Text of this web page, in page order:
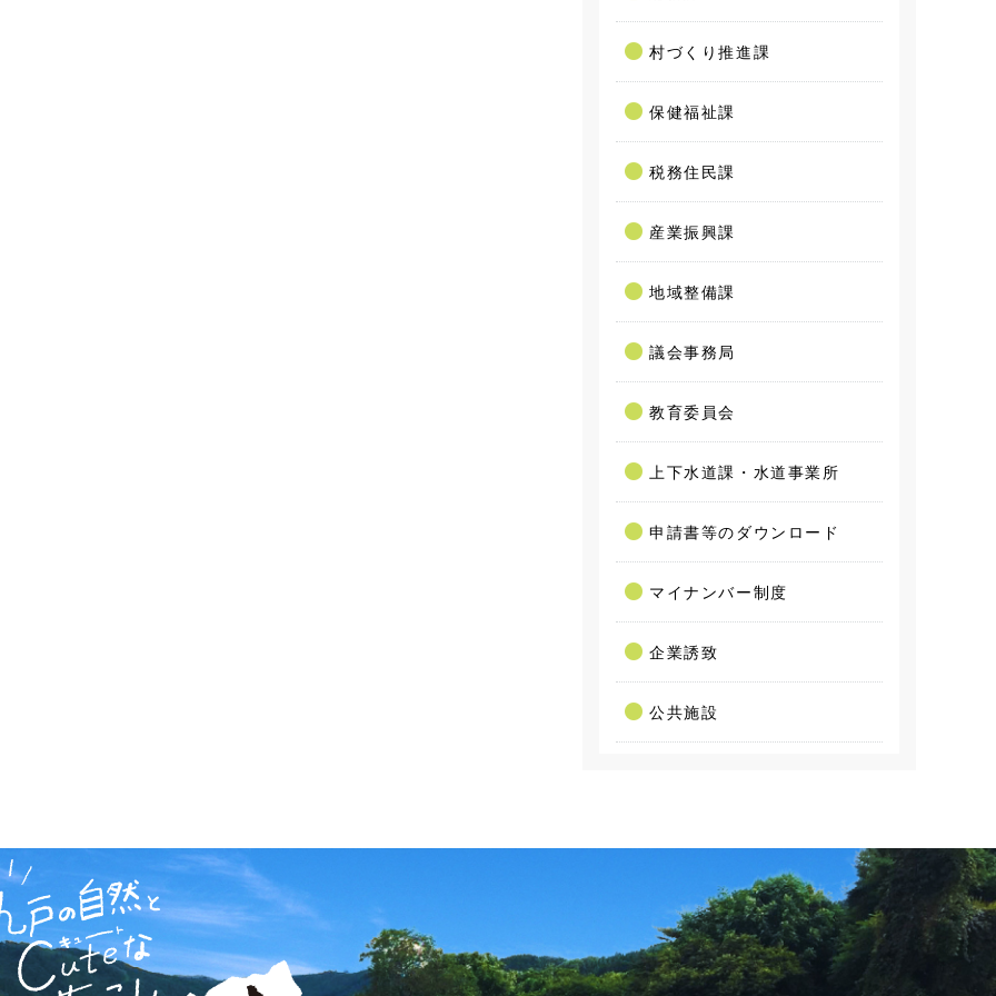
村づくり推進課
保健福祉課
税務住民課
産業振興課
地域整備課
議会事務局
教育委員会
上下水道課・水道事業所
申請書等のダウンロード
マイナンバー制度
企業誘致
公共施設